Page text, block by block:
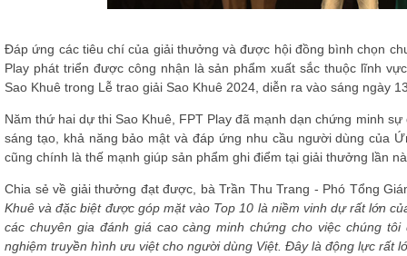
Đáp ứng các tiêu chí của giải thưởng và được hội đồng bình chọn
Play phát triển được công nhận là sản phẩm xuất sắc thuộc lĩnh
Sao Khuê trong Lễ trao giải Sao Khuê 2024, diễn ra vào sáng ngày
Năm thứ hai dự thi Sao Khuê, FPT Play đã mạnh dạn chứng minh
sáng tạo, khả năng bảo mật và đáp ứng nhu cầu người dùng của
cũng chính là thế mạnh giúp sản phẩm ghi điểm tại giải thưởng lần
Chia sẻ về giải thưởng đạt được, bà Trần Thu Trang - Phó Tổng
Khuê và đặc biệt được góp mặt vào Top 10 là niềm vinh dự rất lớn
các chuyên gia đánh giá cao càng minh chứng cho việc chúng
nghiệm truyền hình ưu việt cho người dùng Việt. Đây là động lực rất